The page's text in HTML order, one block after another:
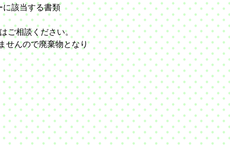
に該当する書類
相談ください。
んので廃棄物となり